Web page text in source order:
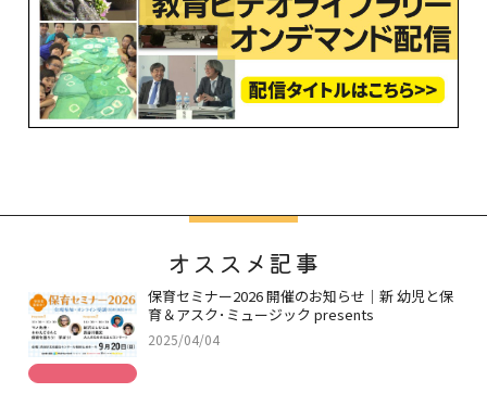
オススメ記事
保育セミナー2026 開催のお知らせ｜新 幼児と保
育＆アスク･ミュージック presents
2025/04/04